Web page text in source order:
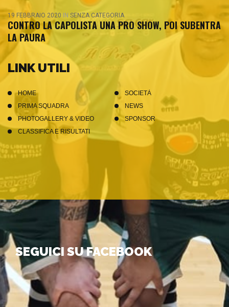
19 FEBBRAIO 2020 IN SENZA CATEGORIA
CONTRO LA CAPOLISTA UNA PRO SHOW, POI SUBENTRA
LA PAURA
LINK UTILI
HOME
SOCIETÀ
PRIMA SQUADRA
NEWS
PHOTOGALLERY & VIDEO
SPONSOR
CLASSIFICA E RISULTATI
SEGUICI SU FACEBOOK